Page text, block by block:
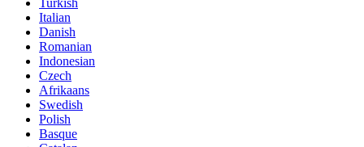
Turkish
Italian
Danish
Romanian
Indonesian
Czech
Afrikaans
Swedish
Polish
Basque